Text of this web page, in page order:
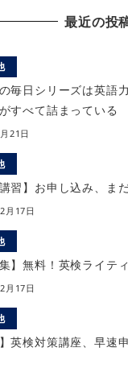
最近の投
毎日シリーズは英語
すべて詰まっている
21日
講習】お申し込み、ま
月17日
集】無料！英検ライテ
月17日
】英検対策講座、早速